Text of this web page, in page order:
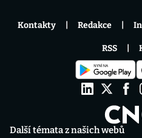
Další témata z našich webů
Kontakty Redakce
RSS